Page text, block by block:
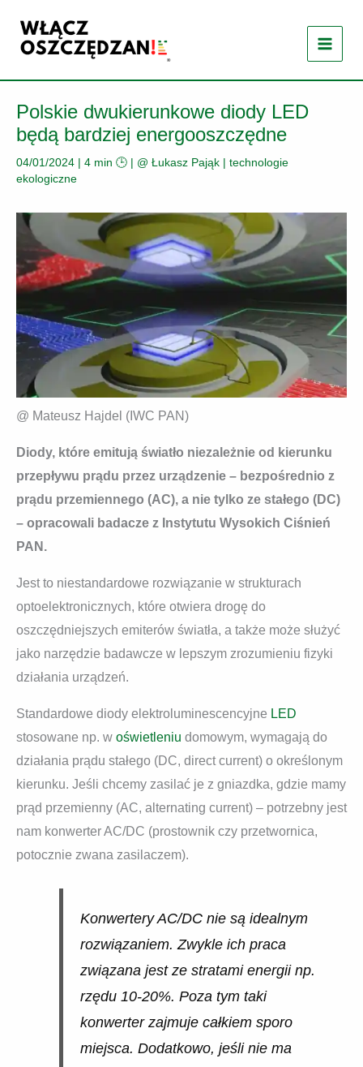
treści
Polskie dwukierunkowe diody LED
będą bardziej energooszczędne
04/01/2024 | 4 min 🕒 | @ Łukasz Pająk | technologie
ekologiczne
@ Mateusz Hajdel (IWC PAN)
Diody, które emitują światło niezależnie od kierunku
przepływu prądu przez urządzenie – bezpośrednio z
prądu przemiennego (AC), a nie tylko ze stałego (DC)
– opracowali badacze z Instytutu Wysokich Ciśnień
PAN.
Jest to niestandardowe rozwiązanie w strukturach
optoelektronicznych, które otwiera drogę do
oszczędniejszych emiterów światła, a także może służyć
jako narzędzie badawcze w lepszym zrozumieniu fizyki
działania urządzeń.
Standardowe diody elektroluminescencyjne LED
stosowane np. w oświetleniu domowym, wymagają do
działania prądu stałego (DC, direct current) o określonym
kierunku. Jeśli chcemy zasilać je z gniazdka, gdzie mamy
prąd przemienny (AC, alternating current) – potrzebny jest
nam konwerter AC/DC (prostownik czy przetwornica,
potocznie zwana zasilaczem).
Konwertery AC/DC nie są idealnym
rozwiązaniem. Zwykle ich praca
związana jest ze stratami energii np.
rzędu 10-20%. Poza tym taki
konwerter zajmuje całkiem sporo
miejsca. Dodatkowo, jeśli nie ma